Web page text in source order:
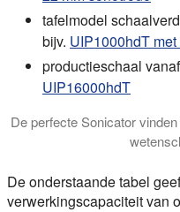
tafelmodel
bijv. UIP1000hdT
productieschaal
UIP16000hdT
De perfecte Sonicator
De onderstaande tabel
verwerkingscapaciteit van